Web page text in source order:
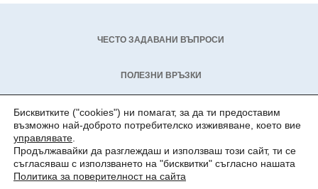
ЧЕСТО ЗАДАВАНИ ВЪПРОСИ
ПОЛЕЗНИ ВРЪЗКИ
КАРИЕРИ
Бисквитките ("cookies") ни помагат, за да ти предоставим
възможно най-доброто потребителско изживяване, което вие
управлявате
Продължавайки да разглеждаш и използваш този сайт, ти се
съгласяваш с използването на "бисквитки" съгласно нашата
Политика за поверителност на сайтa